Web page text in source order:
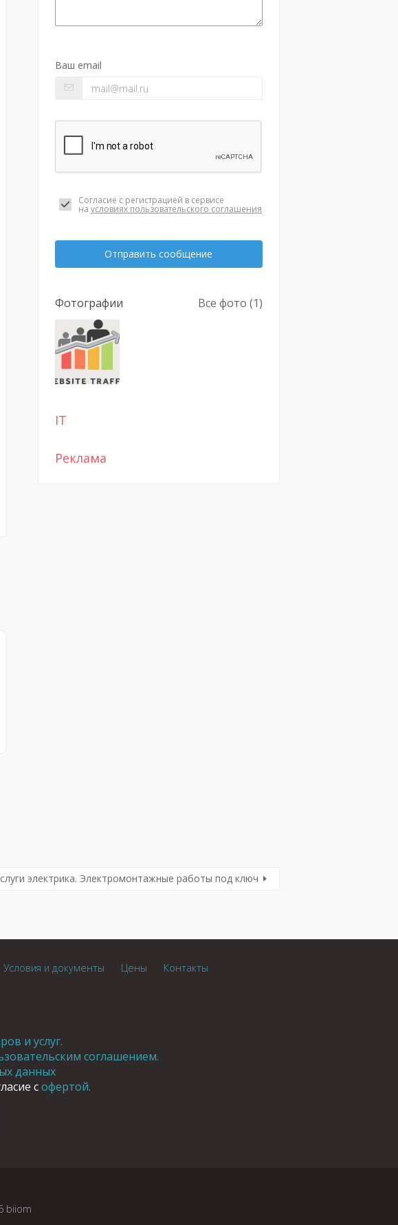
Ваш email
Согласие с регистрацией в сервисе
на условиях пользовательского соглашения
Отправить сообщение
Фотографии Все фото (1)
IT
Реклама
электрика. Электромонтажные работы под ключ
Условия и документы Цены Контакты
и услуг.
соглашением.
данных
софертой.
biiom